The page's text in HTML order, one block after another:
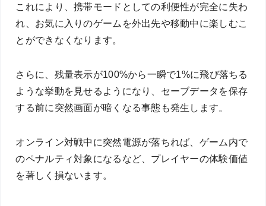
これにより、携帯モードとしての利便性が完全に失わ
れ、お気に入りのゲームを外出先や移動中に楽しむこ
とができなくなります。
さらに、残量表示が100%から一瞬で1%に飛び落ちる
ような挙動を見せるようになり、セーブデータを保存
する前に突然画面が暗くなる事態も発生します。
オンライン対戦中に突然電源が落ちれば、ゲーム内で
のペナルティ対象になるなど、プレイヤーの体験価値
を著しく損ないます。